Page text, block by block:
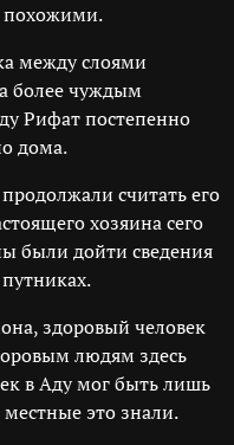
похожими.
между слоями
более чуждым
Рифат постепенно
дома.
считать его
хозяина сего
были дойти сведения
здоровый человек
людям здесь
в Аду мог быть лишь
это знали.